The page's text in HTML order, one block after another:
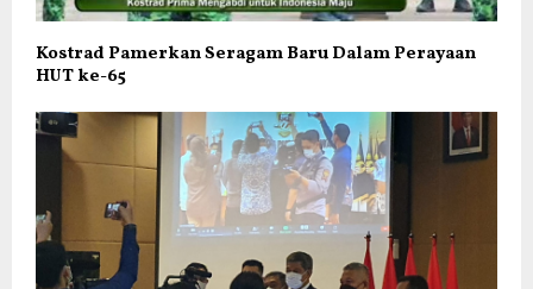
Kostrad Pamerkan Seragam Baru Dalam Perayaan
HUT ke-65